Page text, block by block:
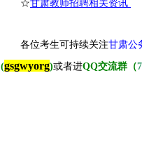
☆甘肃教师招聘相关资讯
各位考生可持续关注甘肃公
(gsgwyorg)或者进QQ交流群（